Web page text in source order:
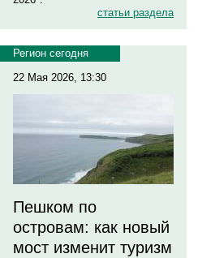
статьи раздела
Регион сегодня
22 Мая 2026, 13:30
Пешком по
островам: как новый
мост изменит туризм